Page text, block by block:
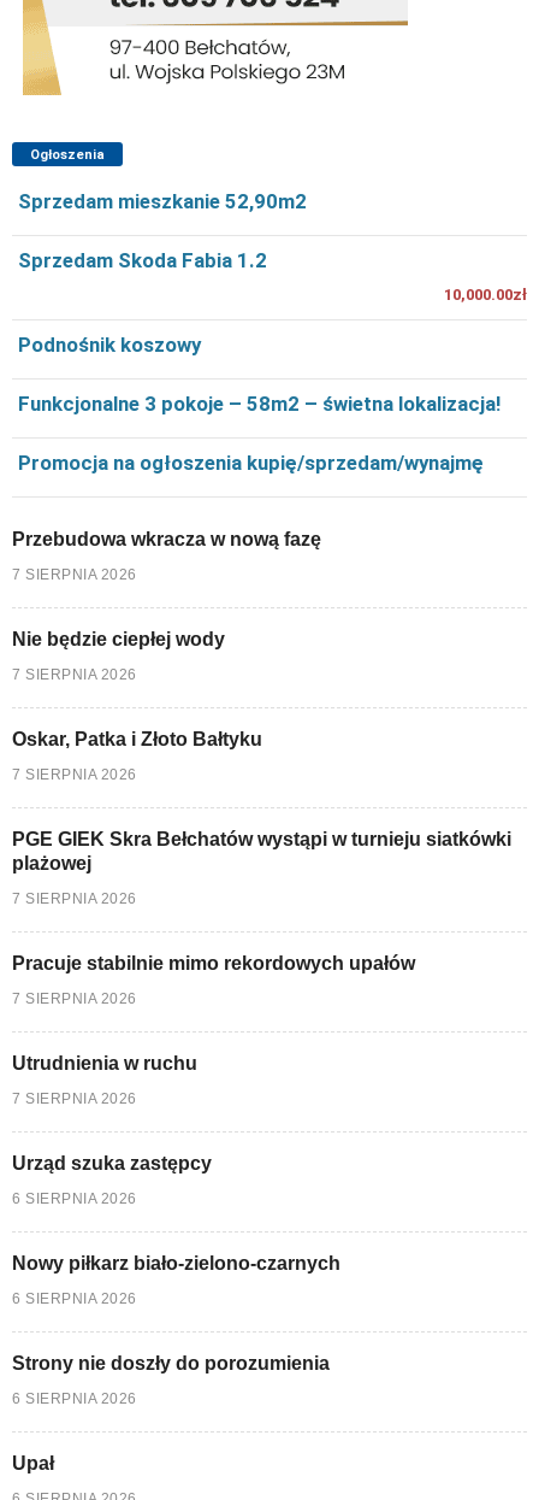
Ogłoszenia
Sprzedam mieszkanie 52,90m2
Sprzedam Skoda Fabia 1.2
10,000.00zł
Podnośnik koszowy
Funkcjonalne 3 pokoje – 58m2 – świetna lokalizacja!
Promocja na ogłoszenia kupię/sprzedam/wynajmę
Przebudowa wkracza w nową fazę
7 SIERPNIA 2026
Nie będzie ciepłej wody
7 SIERPNIA 2026
Oskar, Patka i Złoto Bałtyku
7 SIERPNIA 2026
PGE GIEK Skra Bełchatów wystąpi w turnieju siatkówki
plażowej
7 SIERPNIA 2026
Pracuje stabilnie mimo rekordowych upałów
7 SIERPNIA 2026
Utrudnienia w ruchu
7 SIERPNIA 2026
Urząd szuka zastępcy
6 SIERPNIA 2026
Nowy piłkarz biało-zielono-czarnych
6 SIERPNIA 2026
Strony nie doszły do porozumienia
6 SIERPNIA 2026
Upał